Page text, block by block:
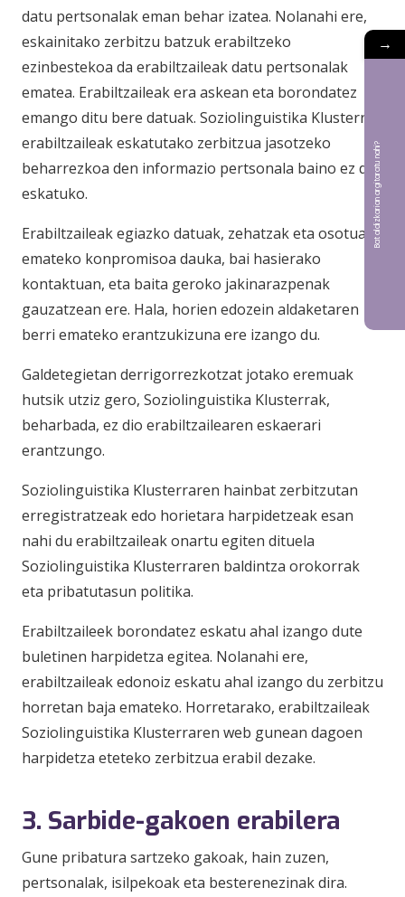
datu pertsonalak eman behar izatea. Nolanahi ere,
eskainitako zerbitzu batzuk erabiltzeko
ezinbestekoa da erabiltzaileak datu pertsonalak
ematea. Erabiltzaileak era askean eta borondatez
emango ditu bere datuak. Soziolinguistika Klusterrak
erabiltzaileak eskatutako zerbitzua jasotzeko
beharrezkoa den informazio pertsonala baino ez du
eskatuko.
Erabiltzaileak egiazko datuak, zehatzak eta osotuak
emateko konpromisoa dauka, bai hasierako
kontaktuan, eta baita geroko jakinarazpenak
gauzatzean ere. Hala, horien edozein aldaketaren
berri emateko erantzukizuna ere izango du.
Galdetegietan derrigorrezkotzat jotako eremuak
hutsik utziz gero, Soziolinguistika Klusterrak,
beharbada, ez dio erabiltzailearen eskaerari
erantzungo.
Soziolinguistika Klusterraren hainbat zerbitzutan
erregistratzeak edo horietara harpidetzeak esan
nahi du erabiltzaileak onartu egiten dituela
Soziolinguistika Klusterraren baldintza orokorrak
eta pribatutasun politika.
Erabiltzaileek borondatez eskatu ahal izango dute
buletinen harpidetza egitea. Nolanahi ere,
erabiltzaileak edonoiz eskatu ahal izango du zerbitzu
horretan baja emateko. Horretarako, erabiltzaileak
Soziolinguistika Klusterraren web gunean dagoen
harpidetza eteteko zerbitzua erabil dezake.
3. Sarbide-gakoen erabilera
Gune pribatura sartzeko gakoak, hain zuzen,
pertsonalak, isilpekoak eta besterenezinak dira.
→
Bat aldizkarian argitaratu nahi?